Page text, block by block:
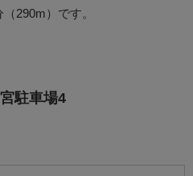
290m）です。
駐車場4